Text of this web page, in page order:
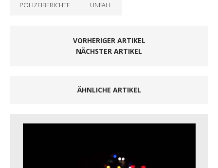
POLIZEIBERICHTE UNFALL
VORHERIGER ARTIKEL
NÄCHSTER ARTIKEL
ÄHNLICHE ARTIKEL